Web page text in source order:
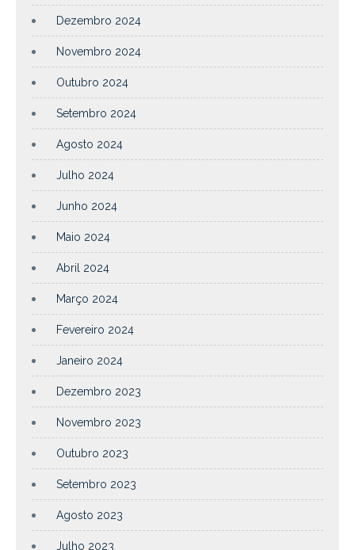
Dezembro 2024
Novembro 2024
Outubro 2024
Setembro 2024
Agosto 2024
Julho 2024
Junho 2024
Maio 2024
Abril 2024
Março 2024
Fevereiro 2024
Janeiro 2024
Dezembro 2023
Novembro 2023
Outubro 2023
Setembro 2023
Agosto 2023
Julho 2023